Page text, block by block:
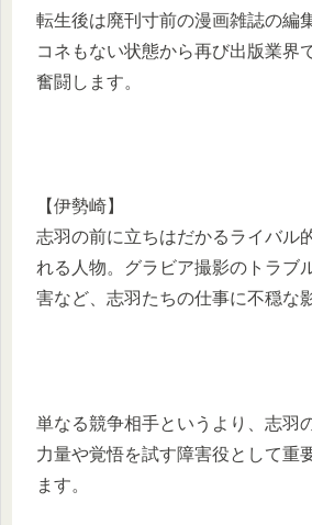
転生後は廃刊寸前の漫画雑誌の編
コネもない状態から再び出版業界
奮闘します。
【伊勢崎】
志羽の前に立ちはだかるライバル
れる人物。グラビア撮影のトラブ
害など、志羽たちの仕事に不穏な
単なる競争相手というより、志羽
力量や覚悟を試す障害役として重
ます。